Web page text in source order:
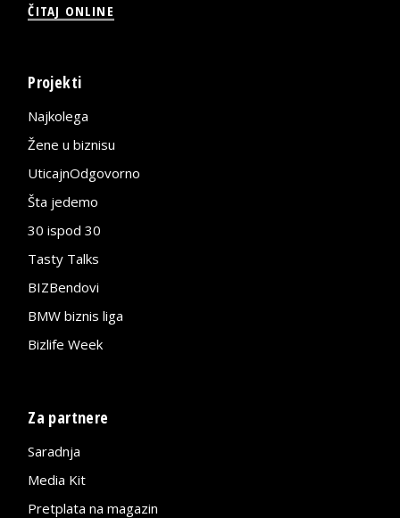
ČITAJ ONLINE
Projekti
Najkolega
Žene u biznisu
UticajnOdgovorno
Šta jedemo
30 ispod 30
Tasty Talks
BIZBendovi
BMW biznis liga
Bizlife Week
Za partnere
Saradnja
Media Kit
Pretplata na magazin